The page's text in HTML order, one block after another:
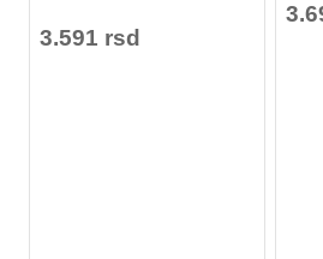
3.591 rsd